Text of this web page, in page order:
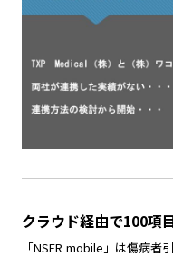
クラウド経由で100項
「NSER mobile」は傷病者